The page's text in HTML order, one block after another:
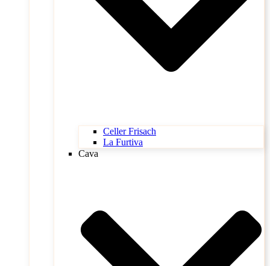
Celler Frisach
La Furtiva
Cava